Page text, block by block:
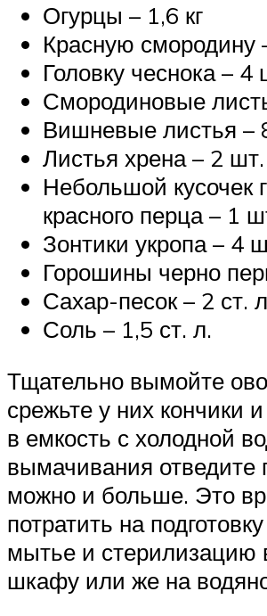
Огурцы – 1,6 кг
Красную смородину
Головку чеснока – 4
Смородиновые
Вишневые листья –
Листья хрена – 2 шт.
Небольшой кусочек
красного перца – 1
Зонтики укропа – 4
Горошины черно
Сахар-песок – 2 ст.
Соль – 1,5 ст. л.
Тщательно вымойте
срежьте у них кончики
в емкость с холодной
вымачивания отведите
можно и больше. Это
потратить на
мытье и стерилизацию
шкафу или же на